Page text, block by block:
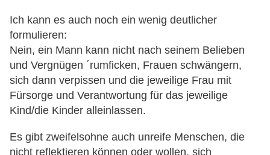
Ich kann es auch noch ein wenig deutlicher
formulieren:
Nein, ein Mann kann nicht nach seinem Belieben
und Vergnügen ´rumficken, Frauen schwängern,
sich dann verpissen und die jeweilige Frau mit
Fürsorge und Verantwortung für das jeweilige
Kind/die Kinder alleinlassen.
Es gibt zweifelsohne auch unreife Menschen, die
nicht reflektieren können oder wollen, sich